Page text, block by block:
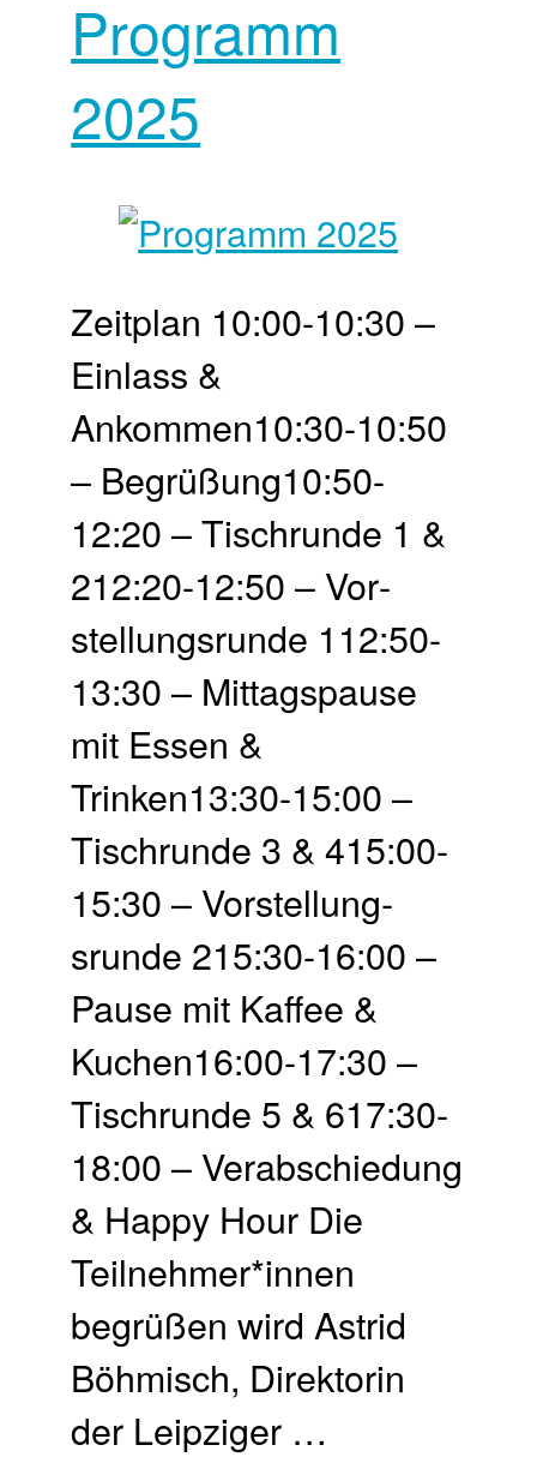
Programm
2025
Zeit­plan 10:00-10:30 –
Einlass &
Ankommen10:30-10:50
– Begrü­ßung10:50-
12:20 – Tisch­runde 1 &
212:20-12:50 – Vor­
stellungs­runde 112:50-
13:30 – Mittags­pause
mit Essen &
Trinken13:30-15:00 –
Tisch­runde 3 & 415:00-
15:30 – Vor­stellung­
srunde 215:30-16:00 –
Pause mit Kaffee &
Kuchen16:00-17:30 –
Tisch­runde 5 & 617:30-
18:00 – Ver­abschie­dung
& Happy Hour Die
Teilnehmer*innen
begrüßen wird Astrid
Böhmisch, Direktorin
der Leipziger …